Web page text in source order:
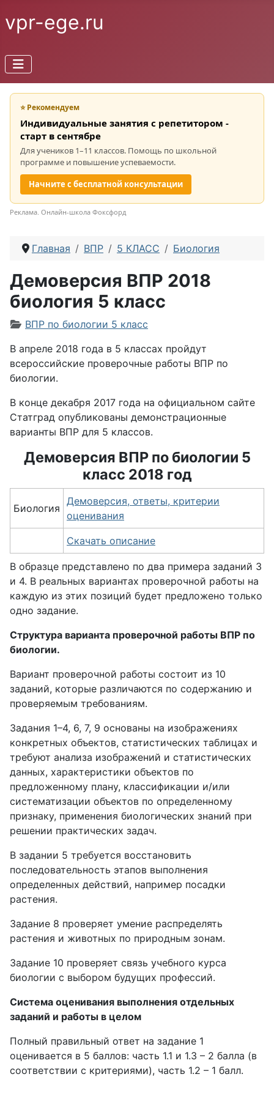
vpr-ege.ru
⭐ Рекомендуем
Индивидуальные занятия с репетитором -
старт в сентябре
Для учеников 1–11 классов. Помощь по школьной
программе и повышение успеваемости.
Начните с бесплатной консультации
Реклама. Онлайн-школа Фоксфорд
Главная ВПР 5 КЛАСС Биология
Демоверсия ВПР 2018
биология 5 класс
Информация о материале
ВПР по биологии 5 класс
В апреле 2018 года в 5 классах пройдут
всероссийские проверочные работы ВПР по
биологии.
В конце декабря 2017 года на официальном сайте
Статград опубликованы демонстрационные
варианты ВПР для 5 классов.
Демоверсия ВПР по биологии 5
класс 2018 год
Биология
Демоверсия, ответы, критерии
оценивания
Скачать описание
В образце представлено по два примера заданий 3
и 4. В реальных вариантах проверочной работы на
каждую из этих позиций будет предложено только
одно задание.
Структура варианта проверочной работы ВПР по
биологии.
Вариант проверочной работы состоит из 10
заданий, которые различаются по содержанию и
проверяемым требованиям.
Задания 1–4, 6, 7, 9 основаны на изображениях
конкретных объектов, статистических таблицах и
требуют анализа изображений и статистических
данных, характеристики объектов по
предложенному плану, классификации и/или
систематизации объектов по определенному
признаку, применения биологических знаний при
решении практических задач.
В задании 5 требуется восстановить
последовательность этапов выполнения
определенных действий, например посадки
растения.
Задание 8 проверяет умение распределять
растения и животных по природным зонам.
Задание 10 проверяет связь учебного курса
биологии с выбором будущих профессий.
Система оценивания выполнения отдельных
заданий и работы в целом
Полный правильный ответ на задание 1
оценивается в 5 баллов: часть 1.1 и 1.3 – 2 балла (в
соответствии с критериями), часть 1.2 – 1 балл.